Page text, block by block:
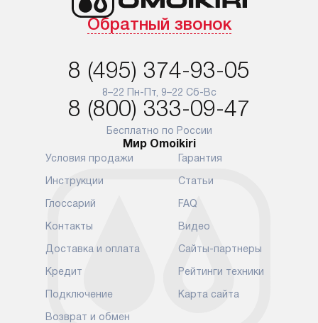
с особым лейблом
доставляются бесплатно
аксессуаров не предусмотрена.
Для доставки в другие регионы
мы используем услуги
транспортной компании.
Уточняйте все условия доставки
у нашего менеджера при
оформлении заказа.
В установленный день наша
к вашей двери или до прихожей.
Если вам необходимо
переместить прибор к месту его
установки, пожалуйста,
предварительно обсудите это
Обратный звонок
8 (495) 374-93-05
8–22 Пн-Пт, 9–22 Сб-Вс
8 (800) 333-09-47
Бесплатно по России
Мир Omoikiri
Условия продажи
Инструкции
Глоссарий
Контакты
Доставка и оплата
Кредит
Подключение
Возврат и обмен
Гарантия
Статьи
FAQ
Видео
Сайты-партнеры
Рейтинги техники
Карта сайта